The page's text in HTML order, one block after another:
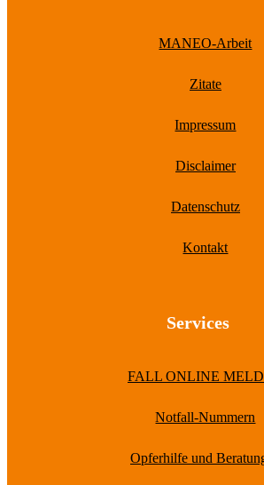
MANEO-Arbeit
Zitate
Impressum
Disclaimer
Datenschutz
Kontakt
Services
FALL ONLINE
Notfall-Nummern
Opferhilfe und